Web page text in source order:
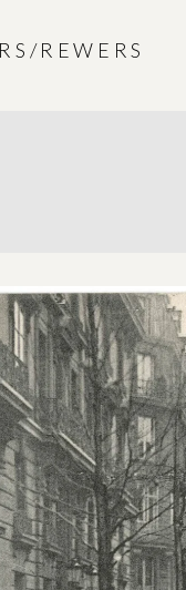
REWERS